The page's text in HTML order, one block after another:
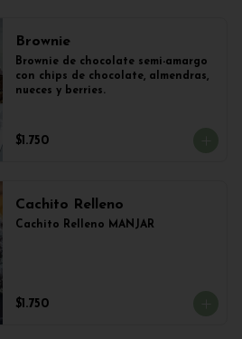
Brownie
Brownie de chocolate semi-amargo
con chips de chocolate, almendras,
nueces y berries.
$1.750
Cachito Relleno
Cachito Relleno MANJAR
$1.750